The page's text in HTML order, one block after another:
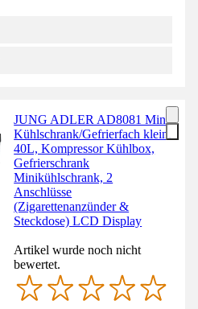
JUNG ADLER AD8081 Mini
Kühlschrank/Gefrierfach klein,
40L, Kompressor Kühlbox,
Gefrierschrank
Minikühlschrank, 2
Anschlüsse
(Zigarettenanzünder &
Steckdose) LCD Display
Artikel wurde noch nicht
bewertet.